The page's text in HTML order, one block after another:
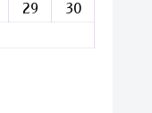
29
30